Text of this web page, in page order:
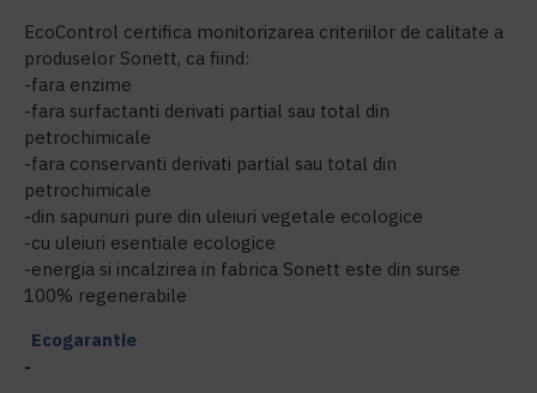
EcoControl certifica monitorizarea criteriilor de calitate a
produselor Sonett, ca fiind:
-fara enzime
-fara surfactanti derivati partial sau total din
petrochimicale
-fara conservanti derivati partial sau total din
petrochimicale
-din sapunuri pure din uleiuri vegetale ecologice
-cu uleiuri esentiale ecologice
-energia si incalzirea in fabrica Sonett este din surse
100% regenerabile
-
Ecogarantie